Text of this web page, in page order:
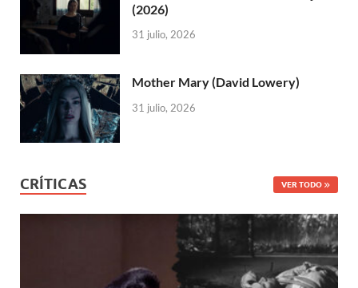
(2026)
31 julio, 2026
Mother Mary (David Lowery)
31 julio, 2026
CRÍTICAS VER TODO